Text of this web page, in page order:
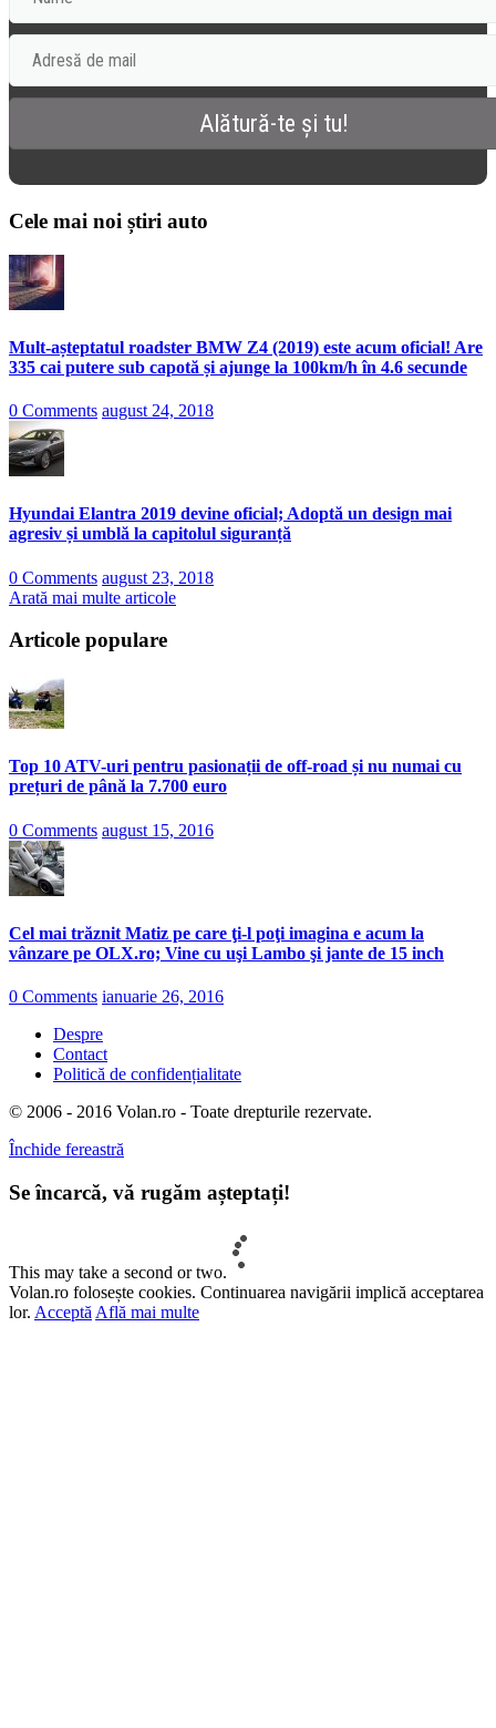
Cele mai noi știri auto
Mult-așteptatul roadster BMW Z4 (2019) este acum oficial! Are
335 cai putere sub capotă și ajunge la 100km/h în 4.6 secunde
0 Comments august 24, 2018
Hyundai Elantra 2019 devine oficial; Adoptă un design mai
agresiv și umblă la capitolul siguranță
0 Comments august 23, 2018
Arată mai multe articole
Articole populare
Top 10 ATV-uri pentru pasionații de off-road și nu numai cu
prețuri de până la 7.700 euro
0 Comments august 15, 2016
Cel mai trăznit Matiz pe care ţi-l poţi imagina e acum la
vânzare pe OLX.ro; Vine cu uşi Lambo şi jante de 15 inch
0 Comments ianuarie 26, 2016
Despre
Contact
Politică de confidențialitate
© 2006 - 2016 Volan.ro - Toate drepturile rezervate.
Închide fereastră
Se încarcă, vă rugăm așteptați!
This may take a second or two.
Volan.ro folosește cookies. Continuarea navigării implică acceptarea
lor. Acceptă Află mai multe